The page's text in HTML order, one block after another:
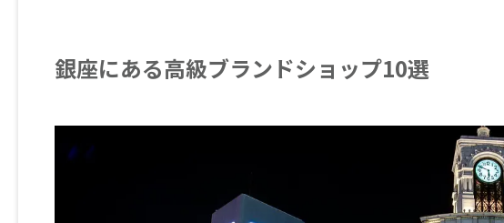
銀座にある高級ブランドショップ10選